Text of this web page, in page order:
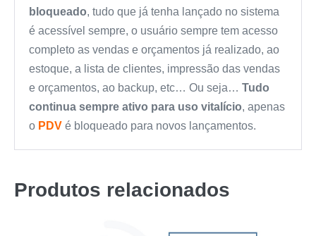
bloqueado, tudo que já tenha lançado no sistema
é acessível sempre, o usuário sempre tem acesso
completo as vendas e orçamentos já realizado, ao
estoque, a lista de clientes, impressão das vendas
e orçamentos, ao backup, etc… Ou seja… Tudo
continua sempre ativo para uso vitalício, apenas
o PDV é bloqueado para novos lançamentos.
Produtos relacionados